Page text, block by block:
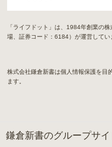
「ライフドット」は、1984年創業の
場、証券コード：6184）が運営してい
株式会社鎌倉新書は個人情報保護を目
ます。
鎌倉新書のグループサイ